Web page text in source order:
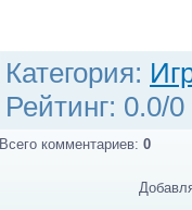
Категория:
Рейтинг: 0.0/0
Всего комментариев: 0